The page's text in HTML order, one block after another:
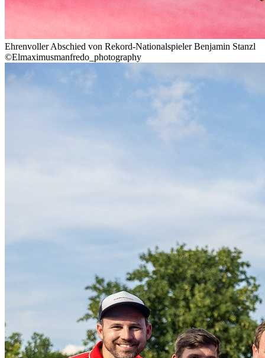
Ehrenvoller Abschied von Rekord-Nationalspieler Benjamin Stanzl
©Elmaximusmanfredo_photography